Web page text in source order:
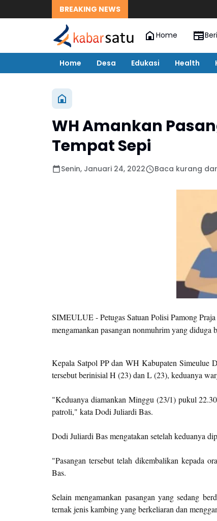
BREAKING NEWS
Home
Home Desa Edukasi Health
WH Amankan
Tempat Sepi
Senin, Januari 24, 2022 Baca kurang
SIMEULUE - Petugas Satuan Polisi Pamong
mengamankan pasangan nonmuhrim yang
Kepala Satpol PP dan WH Kabupaten Simeulue
tersebut berinisial H (23) dan L (23), keduanya
"Keduanya diamankan Minggu (23/1) pukul
patroli," kata Dodi Juliardi Bas.
Dodi Juliardi Bas mengatakan setelah keduanya
"Pasangan tersebut telah dikembalikan kepada
Bas.
Selain mengamankan pasangan yang sedang
ternak jenis kambing yang berkeliaran dan